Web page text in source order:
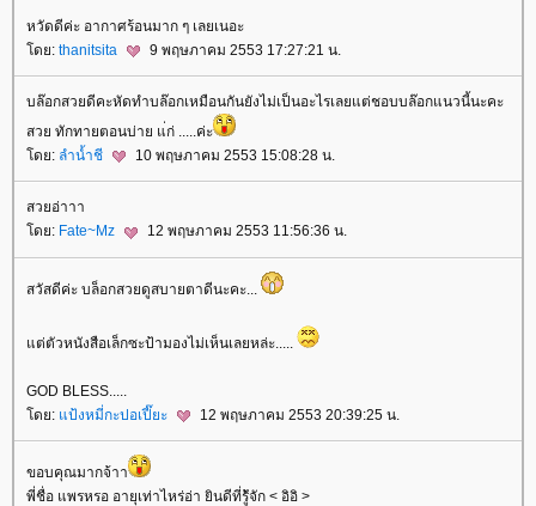
หวัดดีค่ะ อากาศร้อนมาก ๆ เลยเนอะ
โดย: thanitsita 9 พฤษภาคม 2553 17:27:21 น.
บล๊อกสวยดีคะหัดทำบล๊อกเหมือนกันยังไม่เป็นอะไรเลยแต่ชอบบล๊อกแนวนี้นะคะ
สวย ทักทายตอนบ่าย แ่ก่ .....ค่ะ
โดย: ลำน้ำชี 10 พฤษภาคม 2553 15:08:28 น.
สวยอ่าาา
โดย: Fate~Mz 12 พฤษภาคม 2553 11:56:36 น.
สวัสดีค่ะ บล็อกสวยดูสบายตาดีนะคะ...
แต่ตัวหนังสือเล็กซะป้ามองไม่เห็นเลยหล่ะ.....
GOD BLESS.....
โดย: แป้งหมี่กะปอเปี๊ยะ 12 พฤษภาคม 2553 20:39:25 น.
ขอบคุณมากจ้าา
พี่ชื่อ แพรหรอ อายุเท่าไหร่อ่า ยินดีที่รู้ัจัก < อิอิ >